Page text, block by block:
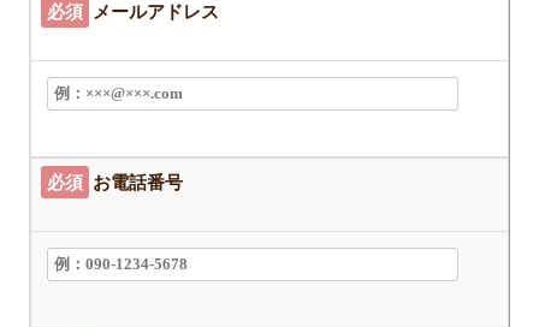
必須 メールアドレス
必須 お電話番号